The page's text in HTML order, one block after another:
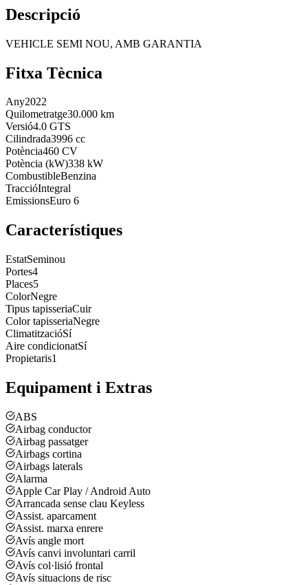
Descripció
VEHICLE SEMI NOU, AMB GARANTIA
Fitxa Tècnica
Any2022
Quilometratge30.000 km
Versió4.0 GTS
Cilindrada3996 cc
Potència460 CV
Potència (kW)338 kW
CombustibleBenzina
TraccióIntegral
EmissionsEuro 6
Característiques
EstatSeminou
Portes4
Places5
ColorNegre
Tipus tapisseriaCuir
Color tapisseriaNegre
ClimatitzacióSí
Aire condicionatSí
Propietaris1
Equipament i Extras
ABS
Airbag conductor
Airbag passatger
Airbags cortina
Airbags laterals
Alarma
Apple Car Play / Android Auto
Arrancada sense clau Keyless
Assist. aparcament
Assist. marxa enrere
Avís angle mort
Avís canvi involuntari carril
Avís col·lisió frontal
Avís situacions de risc